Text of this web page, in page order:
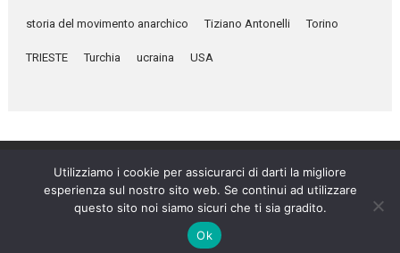
storia del movimento anarchico Tiziano Antonelli Torino
TRIESTE Turchia ucraina USA
Umanità Nova © 2026
Settimanale anarchico fondato nel 1920 da Errico Malatesta
Utilizziamo i cookie per assicurarci di darti la migliore
esperienza sul nostro sito web. Se continui ad utilizzare
questo sito noi siamo sicuri che ti sia gradito.
Ok